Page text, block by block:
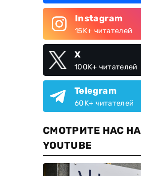
Instagram
15K+ читателей
X
100K+ читателей
Telegram
60K+ читателей
СМОТРИТЕ НАС НА
YOUTUBE